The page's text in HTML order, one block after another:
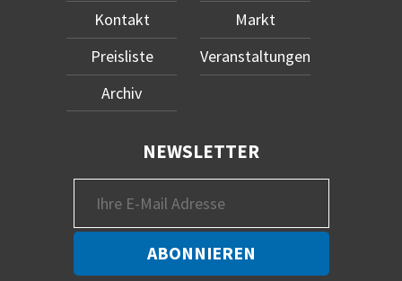
Kontakt
Preisliste
Archiv
Markt
Veranstaltungen
NEWSLETTER